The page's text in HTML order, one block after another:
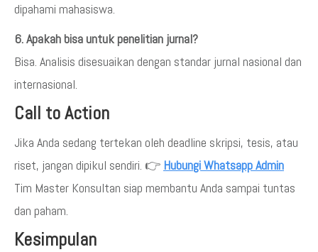
dipahami mahasiswa.
6. Apakah bisa untuk penelitian jurnal?
Bisa. Analisis disesuaikan dengan standar jurnal nasional dan
internasional.
Call to Action
Jika Anda sedang tertekan oleh deadline skripsi, tesis, atau
riset, jangan dipikul sendiri. 👉 Hubungi Whatsapp Admin
Tim Master Konsultan siap membantu Anda sampai tuntas
dan paham.
Kesimpulan